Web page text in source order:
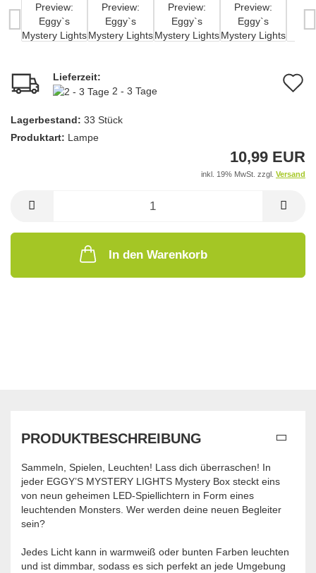
Lieferzeit:
2 - 3 Tage
Lagerbestand: 33 Stück
Produktart: Lampe
10,99 EUR
inkl. 19% MwSt. zzgl. Versand
In den Warenkorb
PRODUKTBESCHREIBUNG
Sammeln, Spielen, Leuchten! Lass dich überraschen! In
jeder EGGY’S MYSTERY LIGHTS Mystery Box steckt eins
von neun geheimen LED-Spiellichtern in Form eines
leuchtenden Monsters. Wer werden deine neuen Begleiter
sein?
Jedes Licht kann in warmweiß oder bunten Farben leuchten
und ist dimmbar, sodass es sich perfekt an jede Umgebung